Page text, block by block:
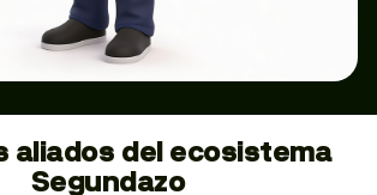
aliados del ecosistema
Segundazo